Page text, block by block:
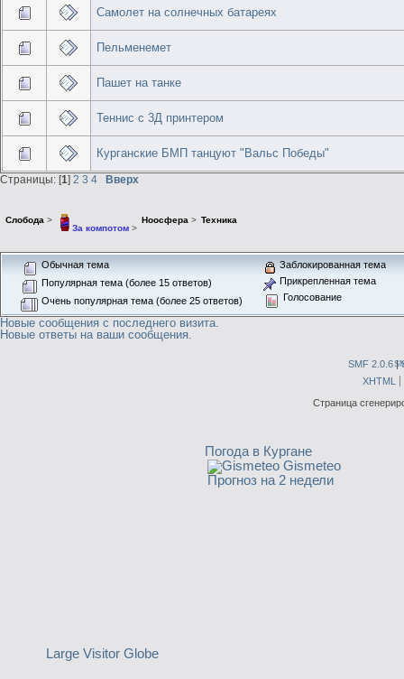
Самолет на солнечных батареях
Пельменемет
Пашет на танке
Теннис с 3Д принтером
Курганские БМП танцуют "Вальс Победы"
Страницы: [1] 2 3 4 Вверх
Слобода >
За компотом>
Ноосфера> Техника
Обычная тема
Популярная тема (более 15 ответов)
Очень популярная тема (более 25 ответов)
Заблокированная тема
Прикрепленная тема
Голосование
Новые сообщения с последнего визита.
Новые ответы на ваши сообщения.
SMF 2.0.6|
XHTML
Страница
Large Visitor Globe
Погода в Кургане
Gismeteo
Прогноз на 2 недели